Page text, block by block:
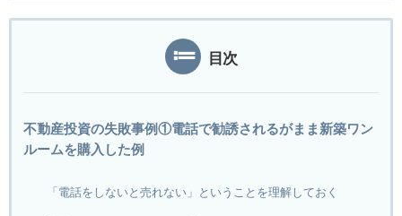
目次
不動産投資の失敗事例①電話で勧誘されるがまま新築ワン
ルームを購入した例
「電話をしないと売れない」ということを理解しておく